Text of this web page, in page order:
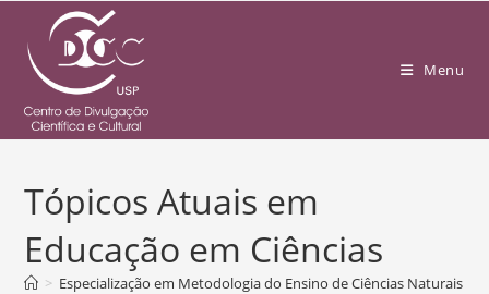
Menu
Tópicos Atuais em
Educação em Ciências
> Especialização em Metodologia do Ensino de Ciências Naturais